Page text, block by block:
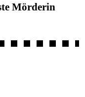
Mörderin